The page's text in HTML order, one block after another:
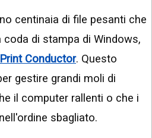
centinaia di file pesanti che
di stampa di Windows,
Print Conductor. Questo
gestire grandi moli di
il computer rallenti o che i
sbagliato.